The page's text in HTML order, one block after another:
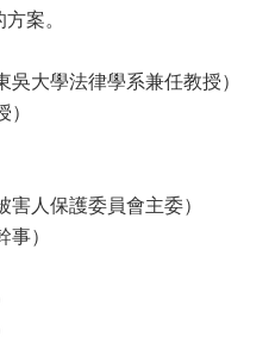
案。
大學法律學系兼任教授）
人保護委員會主委）
）